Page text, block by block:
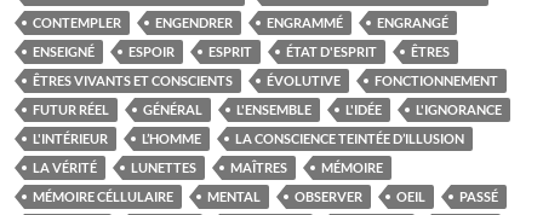
CONTEMPLER
ENGENDRER ENGRAMMÉ
ENGRANGÉ
ENSEIGNÉ
ESPOIR ESPRIT ÉTAT D'ESPRIT
ÊTRES
ÊTRES VIVANTS ET CONSCIENTS
ÉVOLUTIVE
FONCTIONNEMENT
FUTUR RÉEL
GÉNÉRAL L'ENSEMBLE L'IDÉE
L'IGNORANCE
L'INTÉRIEUR
L’HOMME
LA CONSCIENCE TEINTÉE D’ILLUSION
LA VÉRITÉ
LUNETTES MAÎTRES
MÉMOIRE
MÉMOIRE CÉLLULAIRE
MENTAL OBSERVER OEIL
PASSÉ